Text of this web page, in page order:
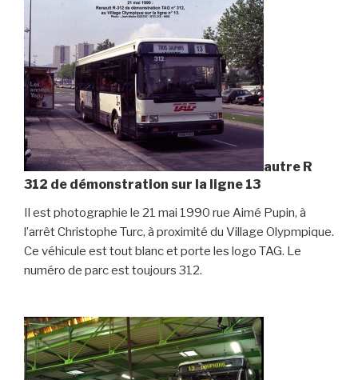
autre R
312 de démonstration sur la ligne 13
Il est photographie le 21 mai 1990 rue Aimé Pupin, à
l’arrêt Christophe Turc, à proximité du Village Olypmpique.
Ce véhicule est tout blanc et porte les logo TAG. Le
numéro de parc est toujours 312.